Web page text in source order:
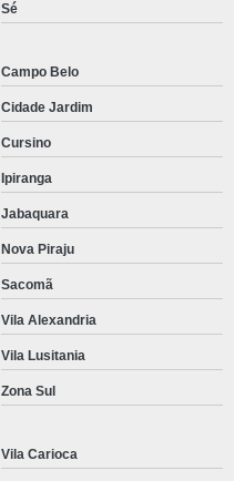
Sé
Campo Belo
Cidade Jardim
Cursino
Ipiranga
Jabaquara
Nova Piraju
Sacomã
Vila Alexandria
Vila Lusitania
Zona Sul
Vila Carioca